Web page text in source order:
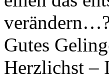
Gutes
Herzlichst –